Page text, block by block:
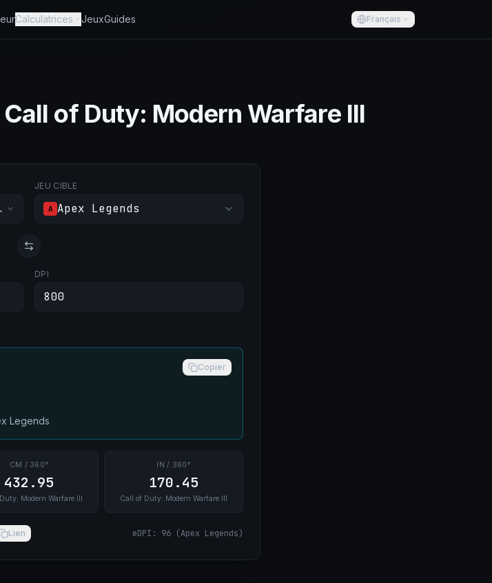
Calculatrices JeuxGuides Français
of Duty: Modern Warfare III
III
JEU CIBLE
A Apex Legends
DPI
Copier
Legends
CM / 360°
432.95
Modern Warfare III
IN / 360°
170.45
Call of Duty: Modern Warfare III
Lien eDPI : 96 (Apex Legends)